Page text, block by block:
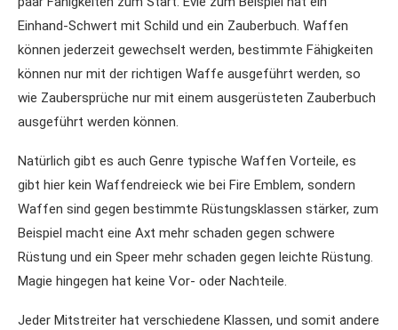
Einhand-Schwert mit Schild und ein Zauberbuch. Waffen
können jederzeit gewechselt werden, bestimmte Fähigkeiten
können nur mit der richtigen Waffe ausgeführt werden, so
wie Zaubersprüche nur mit einem ausgerüsteten Zauberbuch
ausgeführt werden können.
Natürlich gibt es auch Genre typische Waffen Vorteile, es
gibt hier kein Waffendreieck wie bei Fire Emblem, sondern
Waffen sind gegen bestimmte Rüstungsklassen stärker, zum
Beispiel macht eine Axt mehr schaden gegen schwere
Rüstung und ein Speer mehr schaden gegen leichte Rüstung.
Magie hingegen hat keine Vor- oder Nachteile.
Jeder Mitstreiter hat verschiedene Klassen, und somit andere